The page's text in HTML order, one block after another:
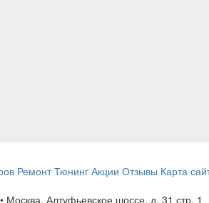
Ремонт Тюнинг Акции Отзывы Карта
Москва, Алтуфьевское шоссе, д. 31 стр. 1